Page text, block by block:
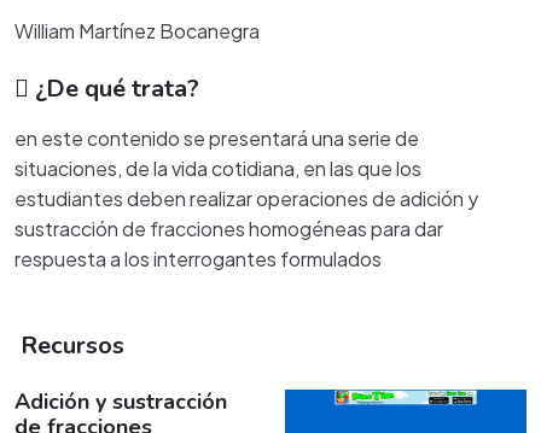
William Martínez Bocanegra
¿De qué trata?
en este contenido se presentará una serie de
situaciones, de la vida cotidiana, en las que los
estudiantes deben realizar operaciones de adición y
sustracción de fracciones homogéneas para dar
respuesta a los interrogantes formulados
Recursos
Adición y sustracción
de fracciones